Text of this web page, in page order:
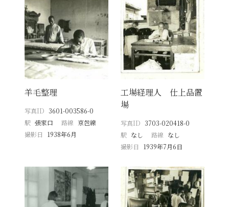
羊毛整理
写真ID 3601-003586-0
駅 張家口 路線 京包線
撮影日
1938年6月
工場経理人 仕上品置
場
写真ID 3703-020418-0
駅 なし 路線 なし
撮影日
1939年7月6日